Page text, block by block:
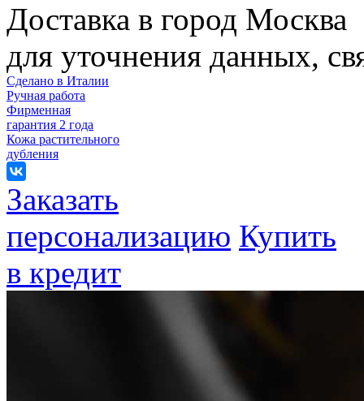
Доставка в город Москва
для уточнения данных,
Сделано в Италии
Ручная работа
Фирменная
гарантия 2 года
Кожа растительного
дубления
Заказать
персонализацию Купить
в кредит